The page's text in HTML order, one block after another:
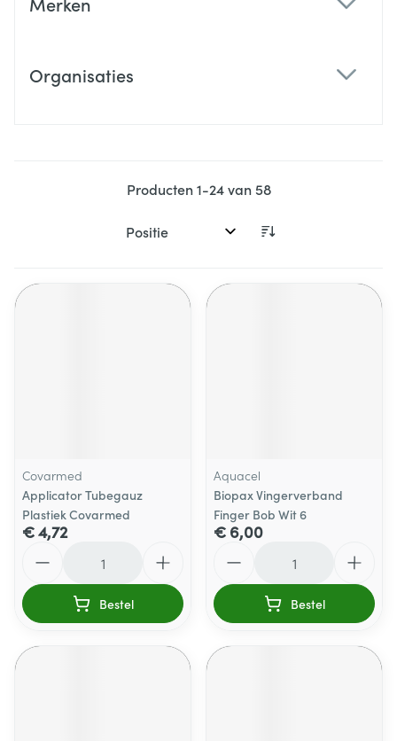
Organisaties
Producten1-24van58
Sorteer op:
Covarmed
Applicator Tubegauz
Plastiek Covarmed
€ 4,72
Bestel
Aquacel
Biopax Vingerverband
Finger Bob Wit 6
€ 6,00
Bestel